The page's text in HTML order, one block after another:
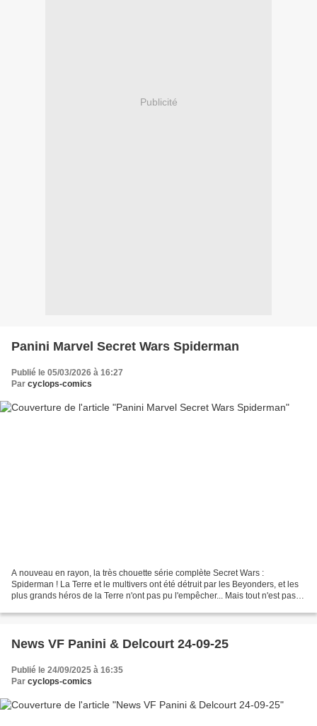
Publicité
Panini Marvel Secret Wars Spiderman
Publié le 05/03/2026 à 16:27
Par cyclops-comics
A nouveau en rayon, la très chouette série complète Secret Wars :
Spiderman ! La Terre et le multivers ont été détruit par les Beyonders, et les
plus grands héros de la Terre n'ont pas pu l'empêcher... Mais tout n'est pas
News VF Panini & Delcourt 24-09-25
Publié le 24/09/2025 à 16:35
Par cyclops-comics